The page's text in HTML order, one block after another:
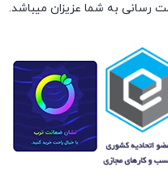
رسانی به شما عزیزان میباشد.